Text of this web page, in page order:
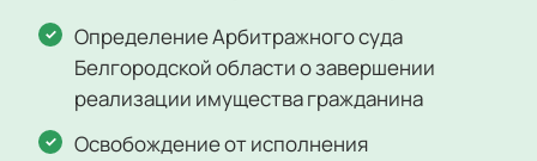
Определение Арбитражного суда
Белгородской области о завершении
реализации имущества гражданина
Освобождение от исполнения